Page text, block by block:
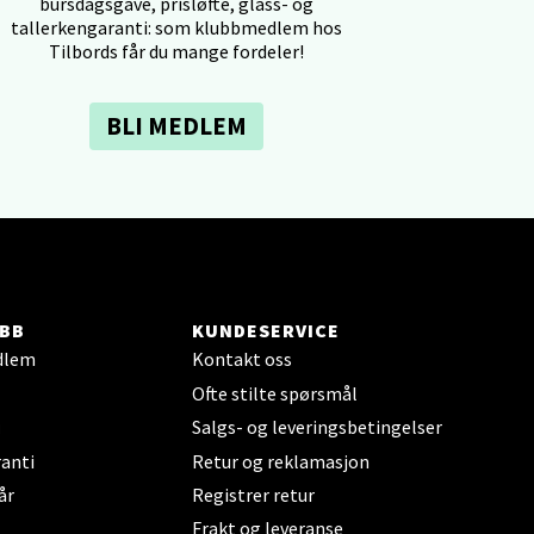
tallerkengaranti: som klubbmedlem hos
Tilbords får du mange fordeler!
BLI MEDLEM
KUNDESERVICE
Kontakt oss
Ofte stilte spørsmål
Salgs- og leveringsbetingelser
Retur og reklamasjon
Registrer retur
Frakt og leveranse